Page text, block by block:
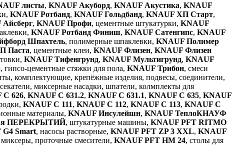
листы, KNAUF Акуборд, KNAUF Акустика, KNAUF
KNAUF Ротбанд, KNAUF Гольдбанд, KNAUF ХП Старт,
, KNAUF Профи, цементные штукатурки, KNAUF
KNAUF Ротбанд Финиш, KNAUF Сатенгипс, KNAUF
Шпахтель, полимерные шпаклевки, KNAUF Полимер
Паста, цементные клеи, KNAUF Флизен, KNAUF Флизен
KNAUF Тифенгрунд, KNAUF Мультигрунд, KNAUF
, гипсо-цементные стяжки для пола, KNAUF Трибон, смеси
комплектующие, крепёжные изделия, подвесы, соединители,
миксерные насадки, шпатели, колмплекты для
С 626, KNAUF С 631.2, KNAUF С 631.1, KNAUF С 635, KNAUF
KNAUF С 111, KNAUF С 112, KNAUF С 113, KNAUF С
материалы, KNAUF Инсулейшн, KNAUF ТеплоКНАУФ
ПЕРЕКРЫТИЙ, штукатурные машины, KNAUF PFT RITMO
Smart, насосы растворные, KNAUF PFT ZP 3 XXL, KNAUF
миксеры, проточные смесители, KNAUF PFT HM 24, столы для